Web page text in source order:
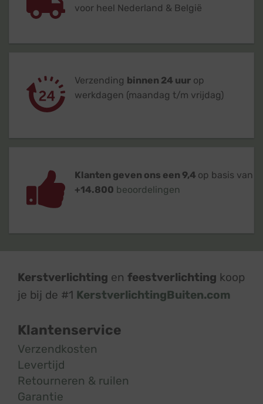
voor heel Nederland & België
Verzending binnen 24 uur op
werkdagen (maandag t/m vrijdag)
Klanten geven ons een 9,4 op basis van
+14.800 beoordelingen
Kerstverlichting en feestverlichting koop
je bij de #1 KerstverlichtingBuiten.com
Klantenservice
Verzendkosten
Levertijd
Retourneren & ruilen
Garantie